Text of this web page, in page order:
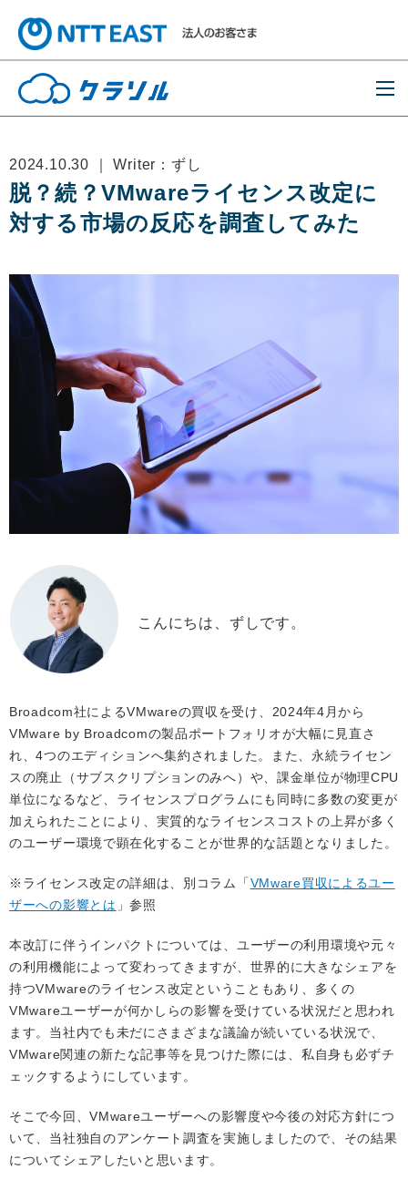
2024.10.30 ｜ Writer：ずし
脱？続？VMwareライセンス改定に
対する市場の反応を調査してみた
こんにちは、ずしです。
Broadcom社によるVMwareの買収を受け、2024年4月から
VMware by Broadcomの製品ポートフォリオが大幅に見直さ
れ、4つのエディションへ集約されました。また、永続ライセン
スの廃止（サブスクリプションのみへ）や、課金単位が物理CPU
単位になるなど、ライセンスプログラムにも同時に多数の変更が
加えられたことにより、実質的なライセンスコストの上昇が多く
のユーザー環境で顕在化することが世界的な話題となりました。
※ライセンス改定の詳細は、別コラム「VMware買収によるユー
ザーへの影響とは 」参照
本改訂に伴うインパクトについては、ユーザーの利用環境や元々
の利用機能によって変わってきますが、世界的に大きなシェアを
持つVMwareのライセンス改定ということもあり、多くの
VMwareユーザーが何かしらの影響を受けている状況だと思われ
ます。当社内でも未だにさまざまな議論が続いている状況で、
VMware関連の新たな記事等を見つけた際には、私自身も必ずチ
ェックするようにしています。
そこで今回、VMwareユーザーへの影響度や今後の対応方針につ
いて、当社独自のアンケート調査を実施しましたので、その結果
についてシェアしたいと思います。